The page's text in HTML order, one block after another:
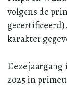
volgens de
karakter
Deze
2025 in